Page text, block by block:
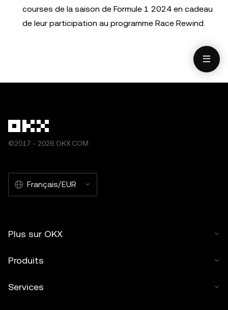
courses de la saison de Formule 1 2024 en cadeau
de leur participation au programme Race Rewind.
©2017 - 2026 OKX.COM
Français/EUR
Plus sur OKX
Produits
Services